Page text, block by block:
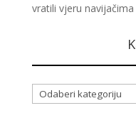
vratili vjeru navijačima
Kategorije